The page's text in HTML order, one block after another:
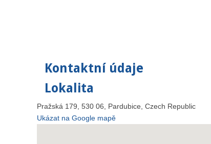
Kontaktní údaje
Lokalita
Pražská 179, 530 06, Pardubice, Czech Republic
Ukázat na Google mapě